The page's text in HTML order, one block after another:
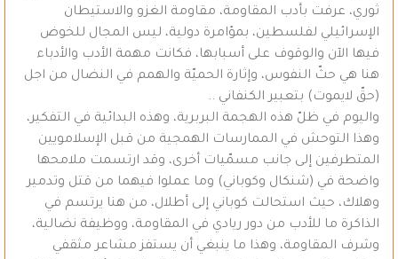
ثوري، عرفت بأدب المقاومة، مقاومة الغزو والاستيطان
الإسرائيلي لفلسطين، بمؤامرة دولية، ليس المجال للخوض
فيها الآن والوقوف على أسبابها، فكانت مهمة الأدب والأدباء
هنا هي حثّ النفوس، وإثارة الحميّة والهمم في النضال من اجل
(حقّ لايموت) بتعبير الكنفاني ..
واليوم في ظلّ هذه الهجمة البربرية، وهذه البدائية في التفكير،
وهذا التوحش في الممارسات الهمجية من قبل الإسلامويين
المتطرفين إلى جانب مسمّيات أخرى، وقد ارتسمت ملامحها
واضحة في (شنكال وكوباني) وما عملوا فيهما من قتل وتدمير
وهلاك، حيث استحالت كوباني إلى أطلال، من هنا يرتسم في
الذاكرة ما للأدب من دور ريادي في المقاومة، ووظيفة نضالية،
وشرف المقاومة، وهذا ما ينبغي أن يستفز مشاعر مثقفي